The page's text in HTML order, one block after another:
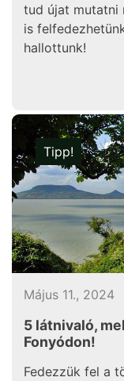
tud újat mutatni
is
hallottunk!
Tipp!
Május 11., 2024
5 látnivaló,
Fonyódon!
Fedezzük fel a